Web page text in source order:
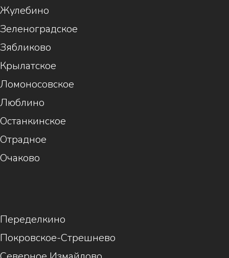
Жулебино
Зеленоградское
Зябликово
Крылатское
Ломоносовское
Люблино
Останкинское
Отрадное
Очаково
Переделкино
Покровское-Стрешнево